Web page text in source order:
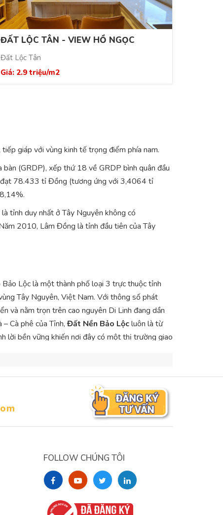
ĐẤT LỘC TÂN - VIEW HỒ NGỌC
Đất Lộc Tân
Giá: 2.9 triệu/m2
giáp với vùng kinh tế trọng điểm phía nam.
(GRDP), xếp thứ 18 về GRDP bình quân đầu
đạt 78.433 tỉ Đồng (tương ứng với 3,4064 tỉ
tỉnh duy nhất ở Tây Nguyên không có
2010, Lâm Đồng là tỉnh đầu tiên của Tây
Lộc là một thành phố loại 3 trực thuộc tỉnh
Tây Nguyên, Việt Nam. Với thông số phát
và nằm trọn trên cao nguyên Di Linh đang dần
– Cà phê của Tỉnh,Đất Nền Bảo Lộcluôn là từ
lời bền vững khiến nơi đây có một thị trường giao
phá, Bảo Lộc đang sở hữu hơn 330.000 lượt
thế mạnh du lịch Bảo Lộc sẽ ngày càng được
FOLLOW CHÚNG TÔI